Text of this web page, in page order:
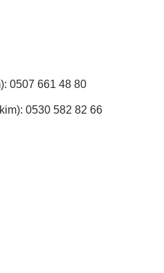
0507 661 48 80
0530 582 82 66